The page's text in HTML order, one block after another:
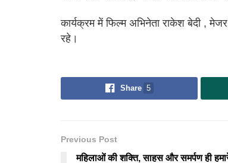
कार्यक्रम में फिल्म अभिनेता राकेश बेदी ,
रहे।
Share 5
Previous Post
महिलाओं की शक्ति, साहस और समर्पण ही